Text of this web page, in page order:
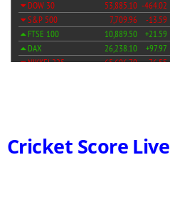
Cricket Score Live